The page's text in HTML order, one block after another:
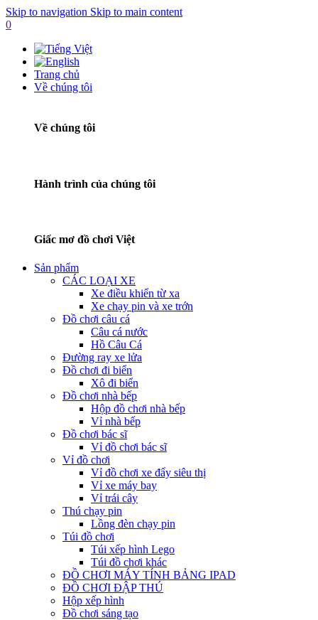
Skip to navigation Skip to main content
0
Trang chủ
Về chúng tôi
Về chúng tôi
Hành trình của chúng tôi
Giấc mơ đồ chơi Việt
Sản phẩm
CÁC LOẠI XE
Xe điều khiển từ xa
Xe chạy pin và xe trớn
Đồ chơi câu cá
Câu cá nước
Hồ Câu Cá
Đường ray xe lửa
Đồ chơi đi biển
Xô đi biển
Đồ chơi nhà bếp
Hộp đồ chơi nhà bếp
Vỉ nhà bếp
Đồ chơi bác sĩ
Vỉ đồ chơi bác sĩ
Vỉ đồ chơi
Vỉ đồ chơi xe đẩy siêu thị
Vỉ xe máy bay
Vỉ trái cây
Thú chạy pin
Lồng đèn chạy pin
Túi đồ chơi
Túi xếp hình Lego
Túi đồ chơi khác
ĐỒ CHƠI MÁY TÍNH BẢNG IPAD
ĐỒ CHƠI ĐẬP THÚ
Hộp xếp hình
Đồ chơi sáng tạo